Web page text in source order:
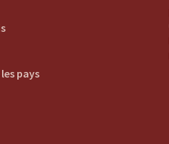
pays